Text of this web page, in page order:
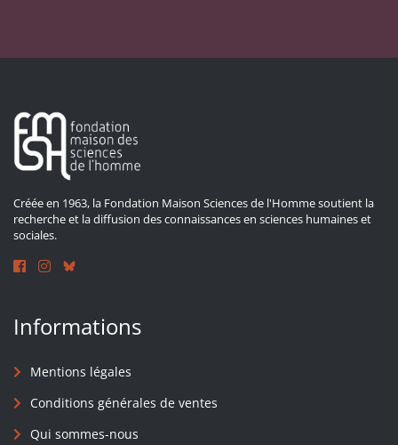
Créée en 1963, la Fondation Maison Sciences de l'Homme soutient la
recherche et la diffusion des connaissances en sciences humaines et
sociales.
Informations
Mentions légales
Conditions générales de ventes
Qui sommes-nous